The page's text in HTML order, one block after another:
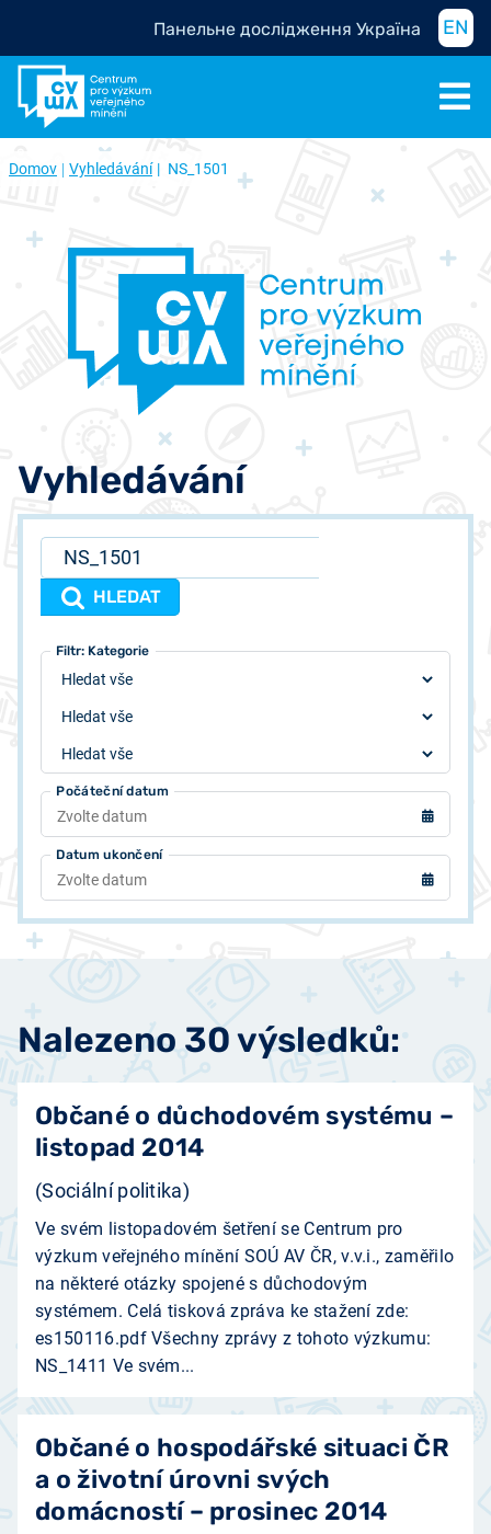
Панельне дослідження Україна EN
Domov Vyhledávání NS_1501
Vyhledávání
HLEDAT
Počáteční datum
Datum ukončení
Filtr: Typ
Filtr: Autor
Filtr: Kategorie
Nalezeno 30 výsledků:
Občané o důchodovém systému –
listopad 2014
(Sociální politika)
Ve svém listopadovém šetření se Centrum pro
výzkum veřejného mínění SOÚ AV ČR, v.v.i., zaměřilo
na některé otázky spojené s důchodovým
systémem. Celá tisková zpráva ke stažení zde:
es150116.pdf Všechny zprávy z tohoto výzkumu:
NS_1411 Ve svém...
Občané o hospodářské situaci ČR
a o životní úrovni svých
domácností – prosinec 2014